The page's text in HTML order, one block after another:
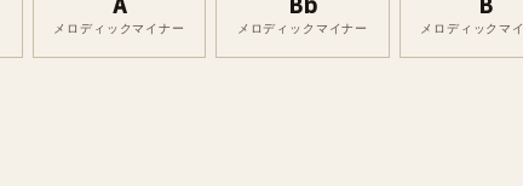
メロディックマイナー メロディックマイナー メロディックマ